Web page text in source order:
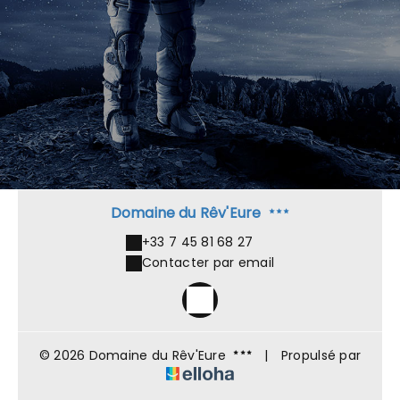
Domaine du Rêv'Eure
+33 7 45 81 68 27
Contacter par email
© 2026 Domaine du Rêv'Eure | Propulsé par